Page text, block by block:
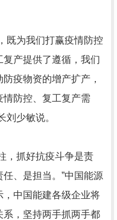
既为我们打赢疫情防控
产提供了遵循，我们
疫物资的增产扩产，
防控、复工复产需
刘少敏说。
，抓好抗疫斗争是责
、是担当。”中国能源
中国能建各级企业将
系，坚持两手抓两手都